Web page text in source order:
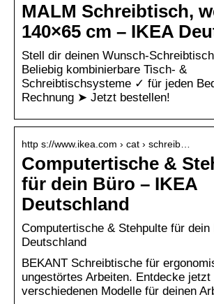
MALM Schreibtisch,
140×65 cm – IKEA
Stell dir deinen Wunsch-
Beliebig kombinierbare Tisch- &
Schreibtischsysteme ✓ für jeden
Rechnung ➤ Jetzt bestellen!
http s://www.ikea.com › cat › schreib…
Computertische &
für dein Büro – IKEA
Deutschland
Computertische & Stehpulte für dein
Deutschland
BEKANT Schreibtische für
ungestörtes Arbeiten. Entdecke jetzt
verschiedenen Modelle für deinen